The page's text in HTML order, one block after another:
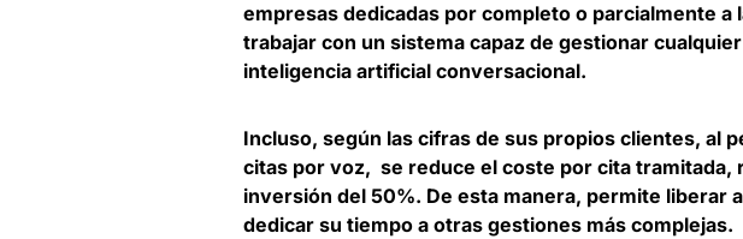
empresas dedicadas por completo o parcialmente a
trabajar con un sistema capaz de gestionar
inteligencia artificial conversacional.
Incluso, según las cifras de sus propios clientes, al
citas por voz, se reduce el coste por cita tramitada,
inversión del 50%. De esta manera, permite liberar
dedicar su tiempo a otras gestiones más complejas.